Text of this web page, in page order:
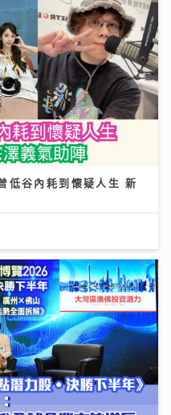
低谷內耗到懷疑人生 新